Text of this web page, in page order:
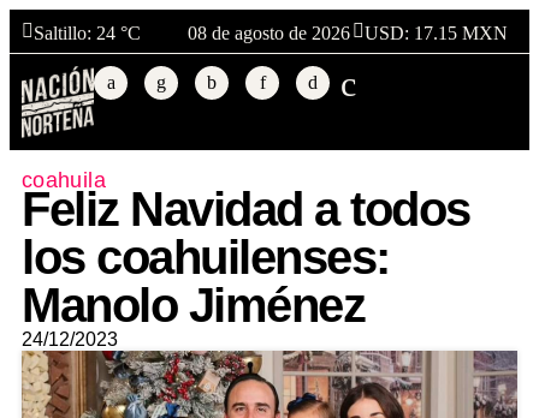
Saltillo: 24 °C 08 de agosto de 2026 USD: 17.15 MXN
coahuila
Feliz Navidad a todos
los coahuilenses:
Manolo Jiménez
24/12/2023